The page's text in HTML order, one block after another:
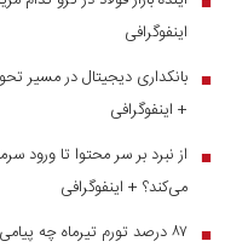
اینفوگرافی
■ بانکداری دیجیتال در مسیر
+ اینفوگرافی
■
می‌کند؟ + اینفوگرافی
■ ۸۷ درصد تورم تیرماه چه پیامی به دنبال دارد؟